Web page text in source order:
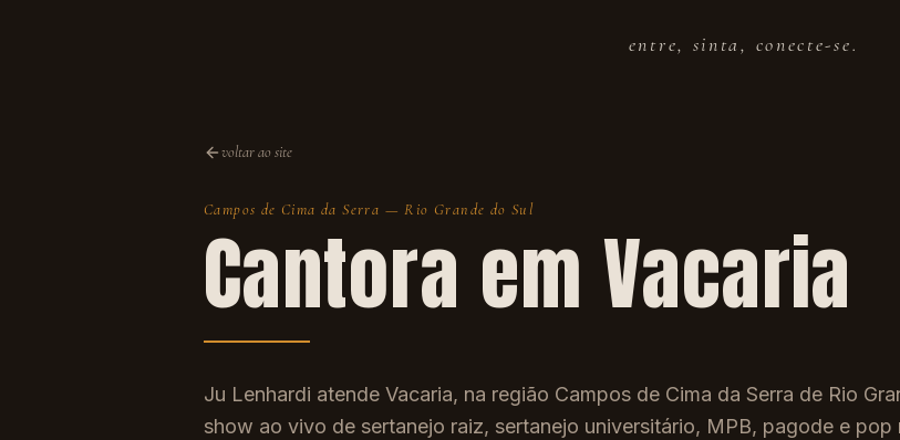
entre, sinta, conecte-se.
voltar ao site
Campos de Cima da Serra —Rio Grande do Sul
Cantora em Vacaria
Ju Lenhardi atende Vacaria, na região Campos de Cima da Serra de Rio
show ao vivo de sertanejo raiz, sertanejo universitário, MPB, pagode e pop